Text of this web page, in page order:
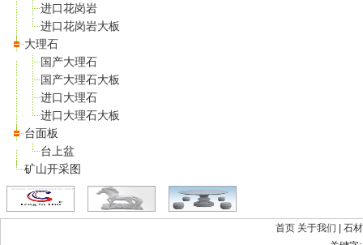
进口花岗岩
进口花岗岩大板
大理石
国产大理石
国产大理石大板
进口大理石
进口大理石大板
台面板
台上盆
矿山开采图
首页 关于我们
石